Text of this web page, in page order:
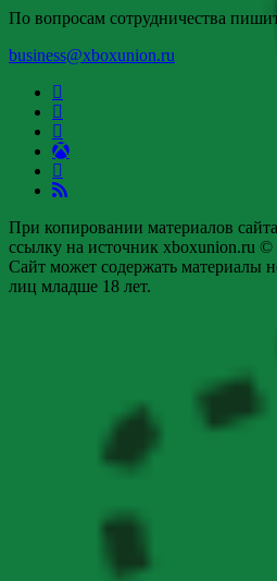
По вопросам сотрудничества
business@xboxunion.ru
При копировании материалов
ссылку на источник xboxunion.ru ©
Сайт может содержать материалы
лиц младше 18 лет.